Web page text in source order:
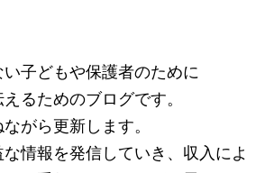
子どもや保護者のために
るためのブログです。
がら更新します。
情報を発信していき、収入によ